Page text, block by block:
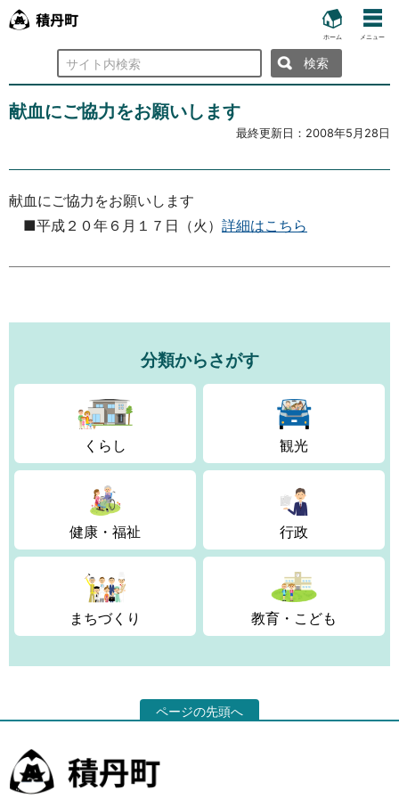
ホーム メニュー
検
索
献血にご協力をお願いします
最終更新日： 2008年5月28日
献血にご協力をお願いします
■平成２０年６月１７日（火） 詳細はこちら
分類からさがす
くらし 観光
健康・福祉 行政
まちづくり 教育・こども
ページの先頭へ